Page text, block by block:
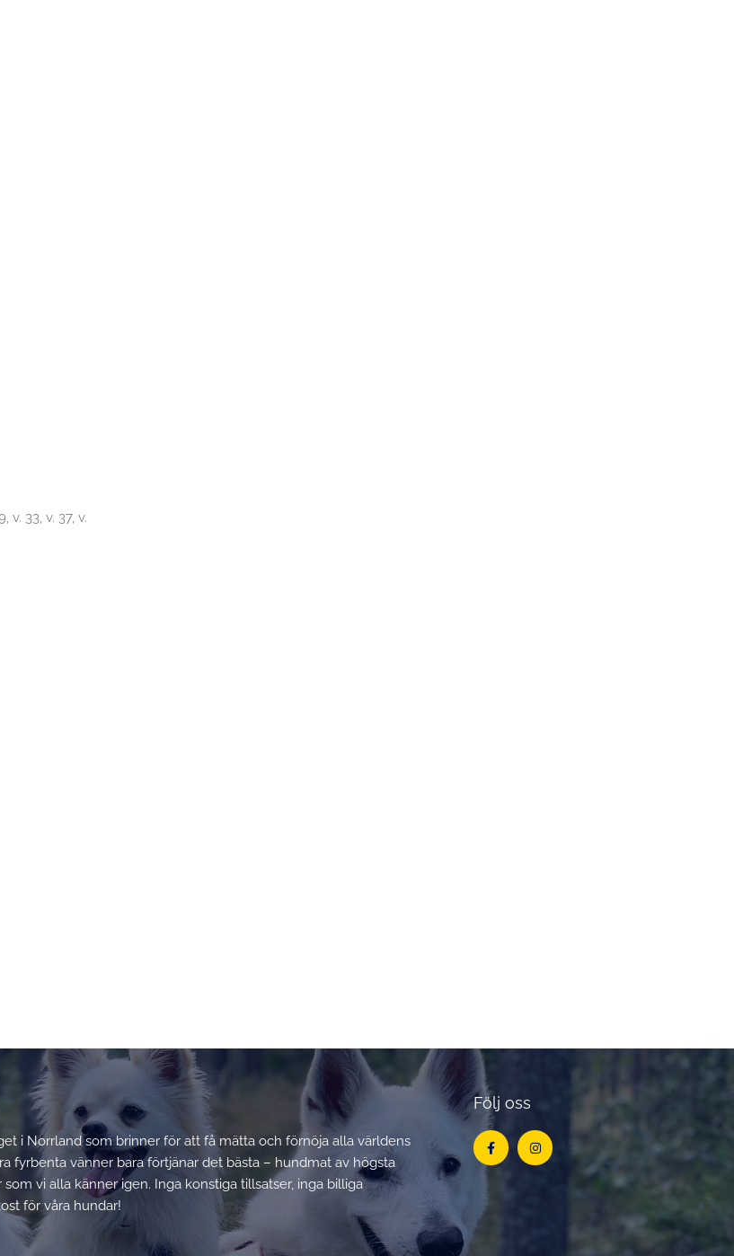
v. 33, v. 37, v.
i Norrland som brinner för att få mätta och förnöja alla världens
fyrbenta vänner bara förtjänar det bästa – hundmat av högsta
vi alla känner igen. Inga konstiga tillsatser, inga billiga
för våra hundar!
Följ oss
Facebook-
f
Instagram